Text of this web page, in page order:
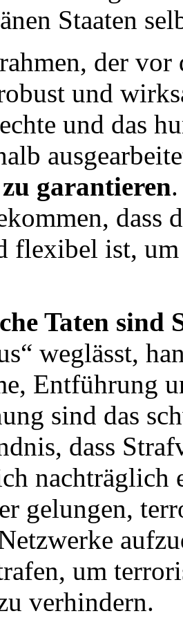
Staaten
der
und
und das
garantieren
dass
flexibel ist,
Taten sind
weglässt,
Entführung
sind das
dass
gelungen,
um
verhindern.